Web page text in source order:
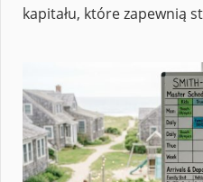
kapitału, które zapewnią